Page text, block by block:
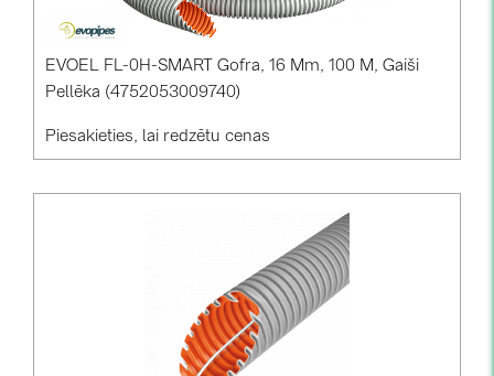
Trina Solar (6)
Victron Energy B.V. (2)
EVOEL FL-0H-SMART Gofra, 16 Mm, 100 M, Gaiši
Pellēka (4752053009740)
Piesakieties, lai redzētu cenas